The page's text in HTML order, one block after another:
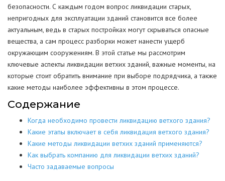
безопасности. С каждым годом вопрос ликвидации старых,
непригодных для эксплуатации зданий становится все более
актуальным, ведь в старых постройках могут скрываться опасные
вещества, а сам процесс разборки может нанести ущерб
окружающим сооружениям. В этой статье мы рассмотрим
ключевые аспекты ликвидации ветхих зданий, важные моменты, на
которые стоит обратить внимание при выборе подрядчика, а также
какие методы наиболее эффективны в этом процессе.
Содержание
Когда необходимо провести ликвидацию ветхого здания?
Какие этапы включает в себя ликвидация ветхого здания?
Какие методы ликвидации ветхих зданий применяются?
Как выбрать компанию для ликвидации ветхих зданий?
Часто задаваемые вопросы